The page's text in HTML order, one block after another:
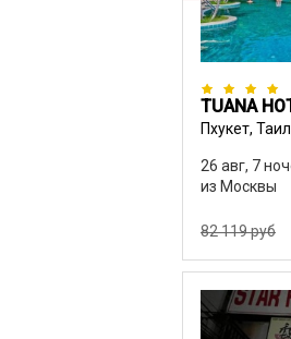
Пхукет,
26 авг, 7
из Москвы
82 119 руб